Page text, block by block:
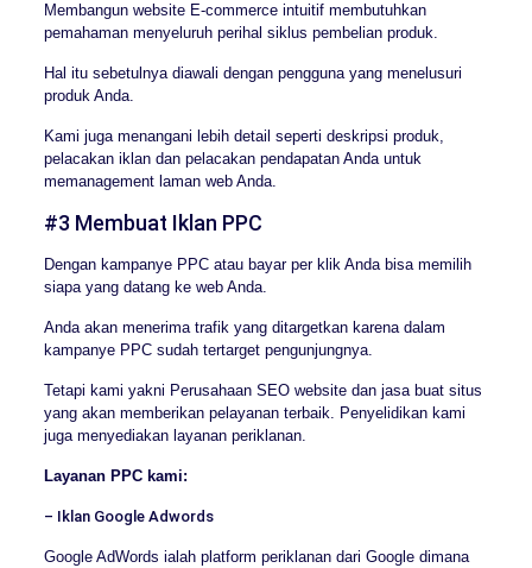
Membangun website E-commerce intuitif membutuhkan
pemahaman menyeluruh perihal siklus pembelian produk.
Hal itu sebetulnya diawali dengan pengguna yang menelusuri
produk Anda.
Kami juga menangani lebih detail seperti deskripsi produk,
pelacakan iklan dan pelacakan pendapatan Anda untuk
memanagement laman web Anda.
#3 Membuat Iklan PPC
Dengan kampanye PPC atau bayar per klik Anda bisa memilih
siapa yang datang ke web Anda.
Anda akan menerima trafik yang ditargetkan karena dalam
kampanye PPC sudah tertarget pengunjungnya.
Tetapi kami yakni Perusahaan SEO website dan jasa buat situs
yang akan memberikan pelayanan terbaik. Penyelidikan kami
juga menyediakan layanan periklanan.
Layanan PPC kami:
– Iklan Google Adwords
Google AdWords ialah platform periklanan dari Google dimana